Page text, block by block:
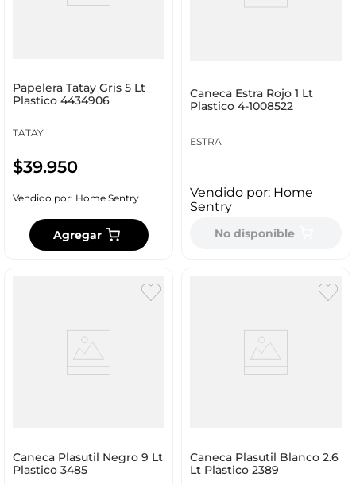
Papelera Tatay Gris 5 Lt
Plastico 4434906
TATAY
$39.950
Vendido por: Home Sentry
Agregar
Caneca Estra Rojo 1 Lt
Plastico 4-1008522
ESTRA
Vendido por: Home
Sentry
No disponible
Caneca Plasutil Negro 9 Lt
Plastico 3485
Caneca Plasutil Blanco 2.6
Lt Plastico 2389